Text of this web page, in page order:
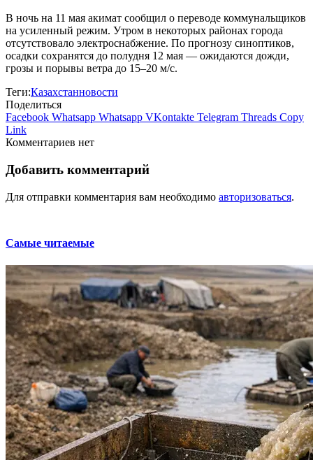
В ночь на 11 мая акимат сообщил о переводе коммунальщиков
на усиленный режим. Утром в некоторых районах города
отсутствовало электроснабжение. По прогнозу синоптиков,
осадки сохранятся до полудня 12 мая — ожидаются дожди,
грозы и порывы ветра до 15–20 м/с.
Теги:Казахстанновости
Поделиться
Facebook Whatsapp Whatsapp VKontakte Telegram Threads Copy
Link
Комментариев нет
Добавить комментарий
Для отправки комментария вам необходимо авторизоваться.
Самые читаемые